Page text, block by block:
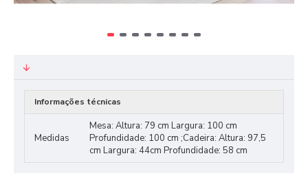
Informações técnicas
Medidas
Mesa: Altura: 79 cm Largura: 100 cm
Profundidade: 100 cm ;Cadeira: Altura: 97,5
cm Largura: 44cm Profundidade: 58 cm